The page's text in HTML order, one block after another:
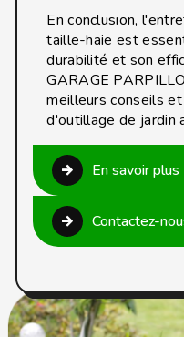
En conclusion,
taille-haie est
durabilité et son
GARAGE
meilleurs conseils
d'outillage de jardin
En savoir plus
Contactez-